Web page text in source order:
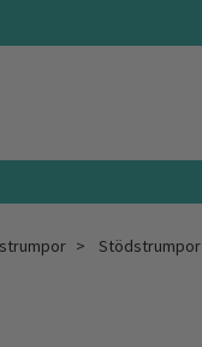
Stödstrumpor